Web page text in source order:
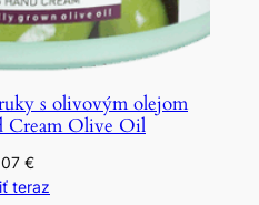
s olivovým olejom
Cream Olive Oil
€
teraz